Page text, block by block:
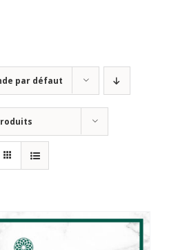
par défaut